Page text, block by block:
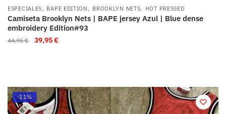
ESPECIALES, BAPE EDITION , BROOKLYN NETS, HOT PRESSED
Camiseta Brooklyn Nets | BAPE jersey Azul | Blue dense
embroidery Edition#93
44,95€ 39,95€
-11%